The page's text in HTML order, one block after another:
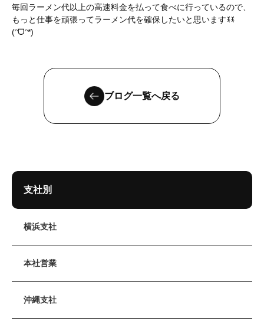
毎回ラーメン代以上の高速料金を払って食べに行っているので、
もっと仕事を頑張ってラーメン代を確保したいと思いますꉂꉂ
(ᵔᗜᵔ*)
ブログ一覧へ戻る
支社別
横浜支社
本社営業
沖縄支社